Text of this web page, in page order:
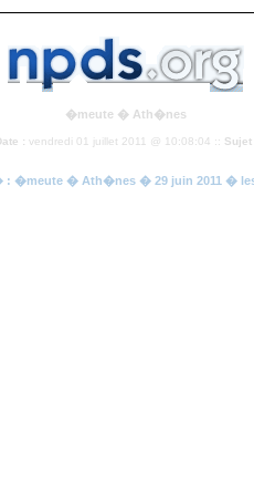
�meute � Ath�nes
: vendredi 01 juillet 2011 @ 10:08:04 :: Sujet
�meute � Ath�nes � 29 juin 2011 �